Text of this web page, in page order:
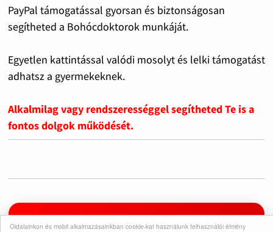
Oldalainkon és mobil alkalmazásainkban cookie-kat használunk felhasználói élmény
PayPal támogatással gyorsan és biztonságosan
segítheted a Bohócdoktorok munkáját.
Egyetlen kattintással valódi mosolyt és lelki támogatást
adhatsz a gyermekeknek.
Alkalmilag vagy rendszerességgel segítheted Te is a
fontos dolgok működését.
Iratkozz fel a csatornára!